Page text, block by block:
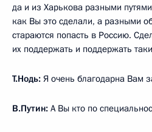
да и из Харькова разными
как Вы это сделали, а разными
стараются попасть в Россию.
их поддержать и поддержать
Т.Нодь: Я очень благодарна Вам
В.Путин: А Вы кто по